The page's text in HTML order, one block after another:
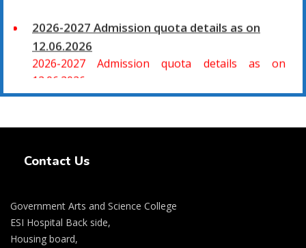
2026-2027 Admission quota details as on
12.06.2026
2026-2027 Admission quota details as on
12.06.2026
சிவகாசி, அரசு கலை மற்றும் அறிவியல் கல்லூரியில்
08.06.2026 அன்று B.Sc., கணிதம், B.Sc., கணினி
விலங்கியல் ஆகிய அறிவியல் பாடப்பிரிவுகளுக்கும்,
09.06.2026 அன்று B.Com., வணிகவியல், B.B.A.,
வணிக நிர்வாகவியல், B.A., பொருளியல், B.A., வரலாறு
Contact Us
Government Arts and Science College
ESI Hospital Back side,
Housing board,